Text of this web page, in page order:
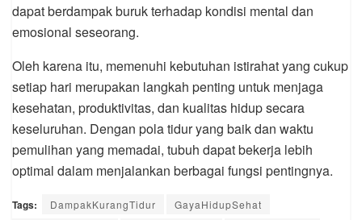
dapat berdampak buruk terhadap kondisi mental dan
emosional seseorang.
Oleh karena itu, memenuhi kebutuhan istirahat yang cukup
setiap hari merupakan langkah penting untuk menjaga
kesehatan, produktivitas, dan kualitas hidup secara
keseluruhan. Dengan pola tidur yang baik dan waktu
pemulihan yang memadai, tubuh dapat bekerja lebih
optimal dalam menjalankan berbagai fungsi pentingnya.
Tags: DampakKurangTidur
GayaHidupSehat